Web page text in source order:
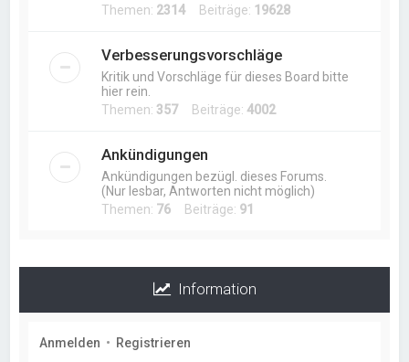
Themen: 2314 Beiträge: 19628
Verbesserungsvorschläge
Kritik und Vorschläge für dieses Board bitte
hier rein.
Themen: 357Beiträge:4002
Ankündigungen
Ankündigungen bezügl. dieses Forums.
(Nur lesbar, Antworten nicht möglich)
Themen: 76 Beiträge: 91
Information
Anmelden • Registrieren